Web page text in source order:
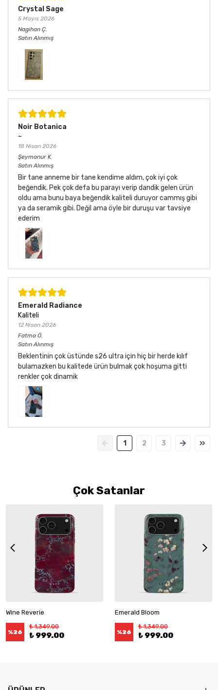
Crystal Sage
5 Mayıs 2026
Nagihan Ç.
Satın Alınmış
Noir Botanica
~
18 Nisan 2026
Şeymanur K.
Satın Alınmış
Bir tane anneme bir tane kendime aldım, çok iyi çok
beğendik. Pek çok defa bu parayı verip dandik gelen ürün
oldu ama bunu baya beğendik kaliteli duruyor cammış gibi
ya da seramik gibi. Değil ama öyle bir duruşu var tavsiye
ederim
Emerald Radiance
Kaliteli
12 Nisan 2026
Fatma Ö.
Satın Alınmış
Beklentinin çok üstünde s26 ultra için hiç bir herde kılıf
bulamazken bu kalitede ürün bulmak çok hoşuma gitti
renkler çok dinamik
1 2 3
Çok Satanlar
Wine Reverie
%26
₺ 1,349.00
₺ 999.00
Emerald Bloom
%26
₺ 1,349.00
₺ 999.00